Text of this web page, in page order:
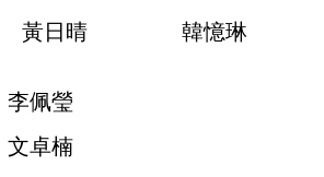
黃日晴 韓憶琳
李佩瑩
文卓楠